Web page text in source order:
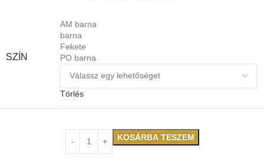
SZÍN
AM barna
barna
Fekete
PO barna
Törlés
KOSÁRBA TESZEM